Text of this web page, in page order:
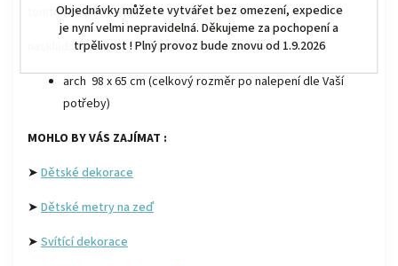
Objednávky můžete vytvářet bez omezení, expedice
je nyní velmi nepravidelná. Děkujeme za pochopení a
trpělivost ! Plný provoz bude znovu od 1.9.2026
tomto archu jsou jednotlivé díly samolepky
naskládány tak, aby byl finální efekt co největší.
arch 98 x 65 cm (celkový rozměr po nalepení dle Vaší
potřeby)
MOHLO BY VÁS ZAJÍMAT :
➤ Dětské dekorace
➤ Dětské metry na zeď
➤ Svítící dekorace